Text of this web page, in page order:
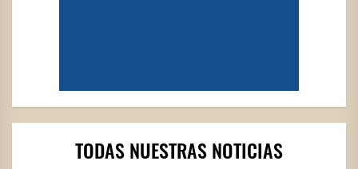
TODAS NUESTRAS NOTICIAS